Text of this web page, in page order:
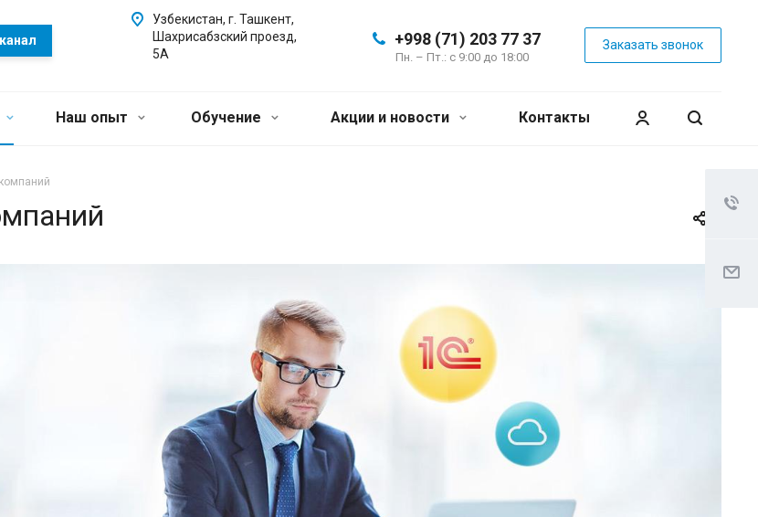
+998 (71) 203 77 37
Пн. – Пт.: с 9:00 до 18:00
Заказать звонок
Узбекистан, г. Ташкент,
Шахрисабзский проезд,
5А
Наш опыт Обучение Акции и новости Контакты